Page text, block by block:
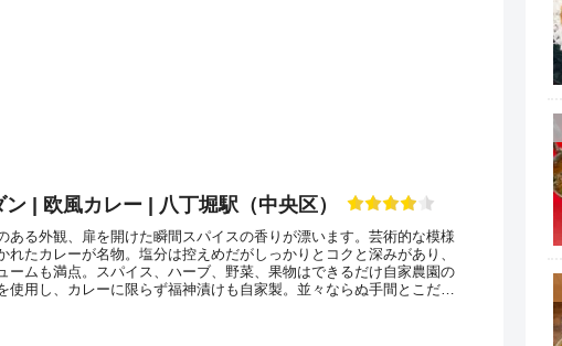
ン | 欧風カレー | 八丁堀駅（中央区）
ある外観、扉を開けた瞬間スパイスの香りが漂います。芸術的な模様
れたカレーが名物。塩分は控えめだがしっかりとコクと深みがあり、
ームも満点。スパイス、ハーブ、野菜、果物はできるだけ自家農園の
使用し、カレーに限らず福神漬けも自家製。並々ならぬ手間とこだわ